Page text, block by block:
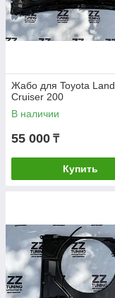
Жабо для Toyota Land
Cruiser 200
В наличии
55 000 ₸
Купить